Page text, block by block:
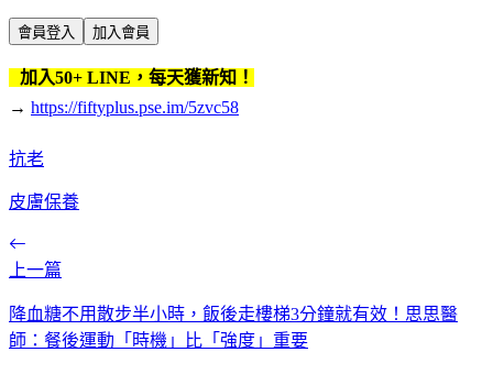
會員登入 加入會員
加入50+ LINE，每天獲新知！
→ https://fiftyplus.pse.im/5zvc58
抗老
皮膚保養
上一篇
降血糖不用散步半小時，飯後走樓梯3分鐘就有效！思思醫
師：餐後運動「時機」比「強度」重要